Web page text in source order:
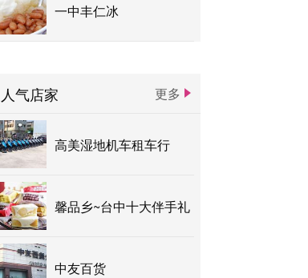
一中丰仁冰
人气店家 更多
高美湿地机车租车行
馨品乡~台中十大伴手礼
中友百货